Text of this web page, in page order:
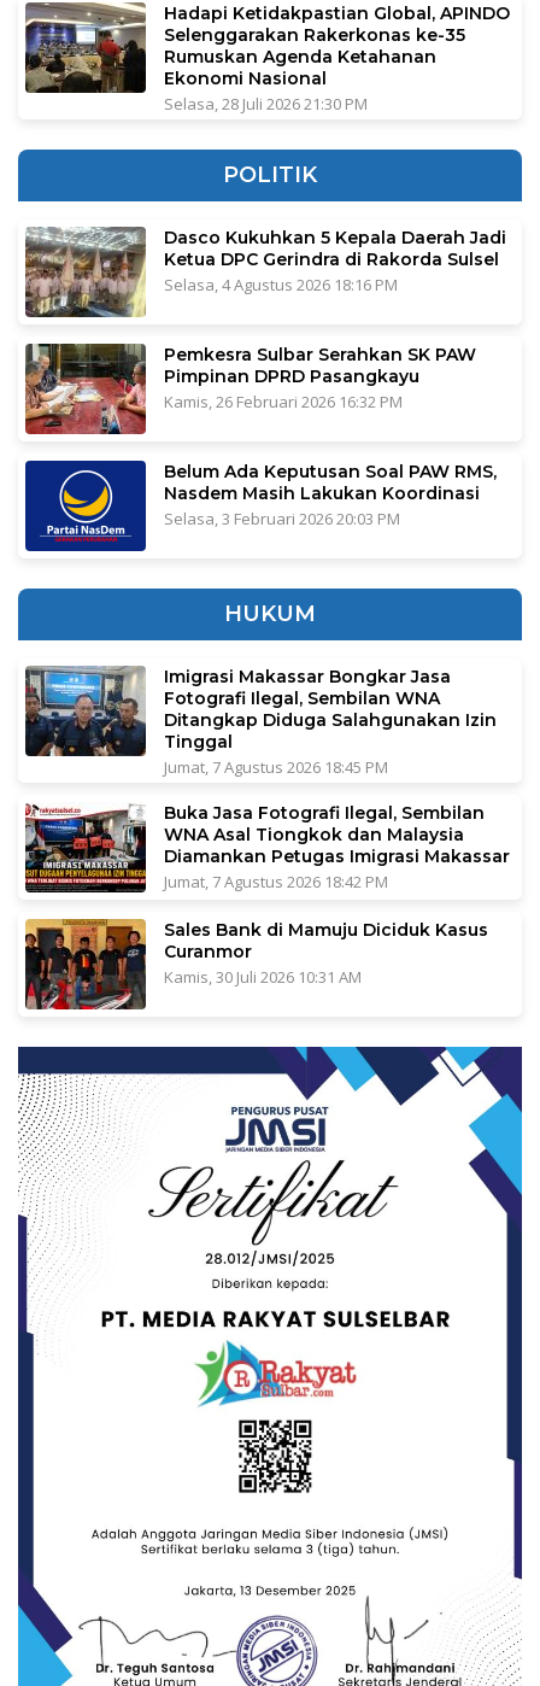
Hadapi Ketidakpastian Global, APINDO
Selenggarakan Rakerkonas ke-35
Rumuskan Agenda Ketahanan
Ekonomi Nasional
Selasa, 28 Juli 2026 21:30 PM
POLITIK
Dasco Kukuhkan 5 Kepala Daerah Jadi
Ketua DPC Gerindra di Rakorda Sulsel
Selasa, 4 Agustus 2026 18:16 PM
Pemkesra Sulbar Serahkan SK PAW
Pimpinan DPRD Pasangkayu
Kamis, 26 Februari 2026 16:32 PM
Belum Ada Keputusan Soal PAW RMS,
Nasdem Masih Lakukan Koordinasi
Selasa, 3 Februari 2026 20:03 PM
HUKUM
Imigrasi Makassar Bongkar Jasa
Fotografi Ilegal, Sembilan WNA
Ditangkap Diduga Salahgunakan Izin
Tinggal
Jumat, 7 Agustus 2026 18:45 PM
Buka Jasa Fotografi Ilegal, Sembilan
WNA Asal Tiongkok dan Malaysia
Diamankan Petugas Imigrasi Makassar
Jumat, 7 Agustus 2026 18:42 PM
Sales Bank di Mamuju Diciduk Kasus
Curanmor
Kamis, 30 Juli 2026 10:31 AM